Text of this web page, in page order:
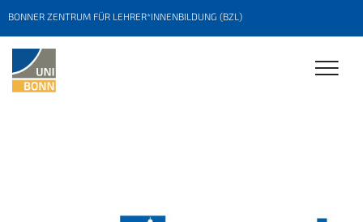
BONNER ZENTRUM FÜR LEHRER*INNENBILDUNG (BZL)